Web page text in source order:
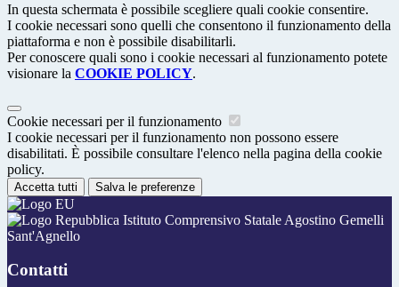
In questa schermata è possibile scegliere quali cookie consentire.
I cookie necessari sono quelli che consentono il funzionamento della
piattaforma e non è possibile disabilitarli.
Per conoscere quali sono i cookie necessari al funzionamento potete
visionare la COOKIE POLICY.
Cookie necessari per il funzionamento
I cookie necessari per il funzionamento non possono essere
disabilitati. È possibile consultare l'elenco nella pagina della cookie
policy.
Accetta tutti Salva le preferenze
Istituto Comprensivo Statale Agostino Gemelli
Sant'Agnello
Contatti